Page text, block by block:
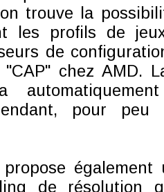
trouve la
les profils de
de
chez AMD.
pour peu
de résolution